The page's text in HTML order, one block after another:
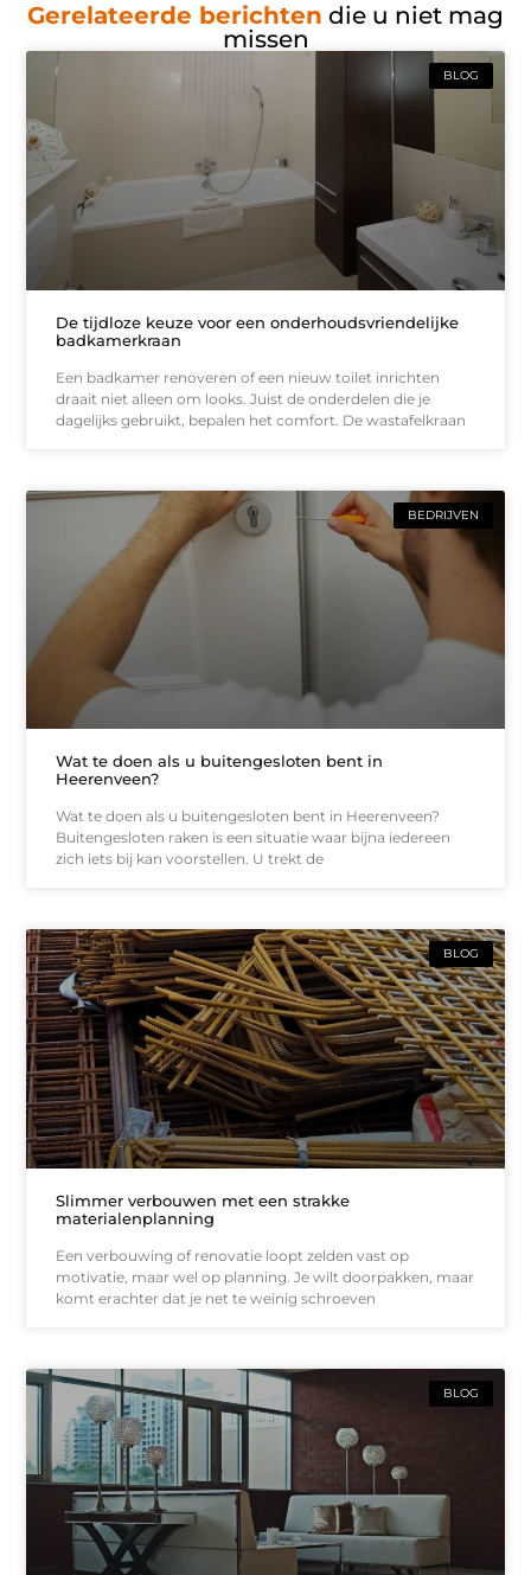
Gerelateerde berichten die u niet mag
missen
BLOG
De tijdloze keuze voor een onderhoudsvriendelijke
badkamerkraan
Een badkamer renoveren of een nieuw toilet inrichten
draait niet alleen om looks. Juist de onderdelen die je
dagelijks gebruikt, bepalen het comfort. De wastafelkraan
BEDRIJVEN
Wat te doen als u buitengesloten bent in
Heerenveen?
Wat te doen als u buitengesloten bent in Heerenveen?
Buitengesloten raken is een situatie waar bijna iedereen
zich iets bij kan voorstellen. U trekt de
BLOG
Slimmer verbouwen met een strakke
materialenplanning
Een verbouwing of renovatie loopt zelden vast op
motivatie, maar wel op planning. Je wilt doorpakken, maar
komt erachter dat je net te weinig schroeven
BLOG